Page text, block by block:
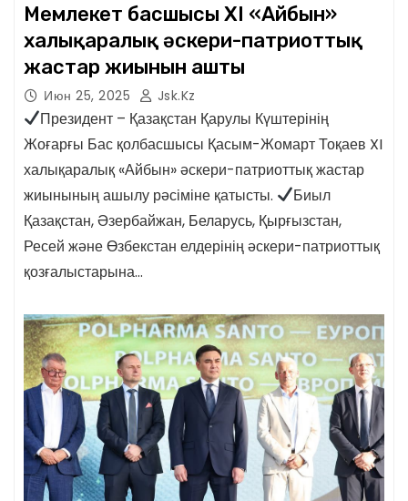
Мемлекет басшысы XI «Айбын»
халықаралық әскери-патриоттық
жастар жиынын ашты
Июн 25, 2025 Jsk.kz
Президент – Қазақстан Қарулы Күштерінің
Жоғарғы Бас қолбасшысы Қасым-Жомарт Тоқаев XI
халықаралық «Айбын» әскери-патриоттық жастар
жиынының ашылу рәсіміне қатысты.
Биыл
Қазақстан, Әзербайжан, Беларусь, Қырғызстан,
Ресей және Өзбекстан елдерінің әскери-патриоттық
қозғалыстарына…